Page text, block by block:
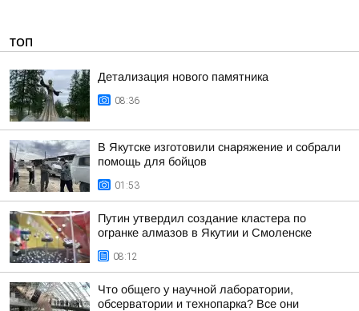
ТОП
Детализация нового памятника
08:36
В Якутске изготовили снаряжение и собрали
помощь для бойцов
01:53
Путин утвердил создание кластера по
огранке алмазов в Якутии и Смоленске
08:12
Что общего у научной лаборатории,
обсерватории и технопарка? Все они